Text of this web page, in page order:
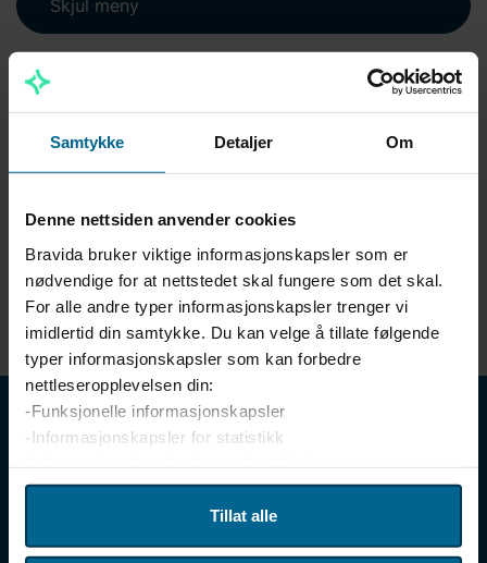
Samtykke Detaljer Om
Denne nettsiden anvender cookies
Bravida bruker viktige informasjonskapsler som er
nødvendige for at nettstedet skal fungere som det skal.
For alle andre typer informasjonskapsler trenger vi
imidlertid din samtykke. Du kan velge å tillate følgende
typer informasjonskapsler som kan forbedre
nettleseropplevelsen din:
-Funksjonelle informasjonskapsler
-Informasjonskapsler for statistikk
Vi bruker enhetsidentifikatorer til å tilpasse innhold og
annonser for brukerne, tilby funksjoner for sosiale medier
Tillat alle
Skjul meny
Takk for din henvendelse!
som vil kontakte deg innen kort tid.
Du har mottatt en kopi av din henvendelse til e-
postadressen du skrev inn i kontaktskjemaet.